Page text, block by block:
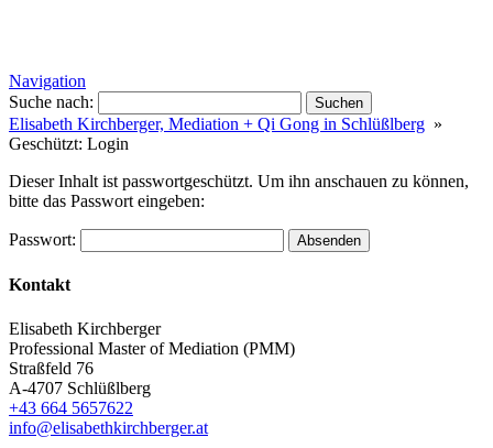
Navigation
Suche nach:
Elisabeth Kirchberger, Mediation + Qi Gong in Schlüßlberg »
Geschützt: Login
Dieser Inhalt ist passwortgeschützt. Um ihn anschauen zu können,
bitte das Passwort eingeben:
Passwort:
Kontakt
Elisabeth Kirchberger
Professional Master of Mediation (PMM)
Straßfeld 76
A-4707 Schlüßlberg
+43 664 5657622
info@elisabethkirchberger.at